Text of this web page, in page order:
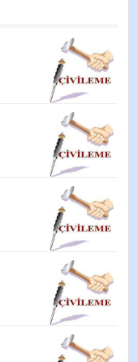
MÜPTEZEL..
15-02-2020 |
26-08-2011 |
11-03-2021 |
SON SÖZ..
08-08-2011 |